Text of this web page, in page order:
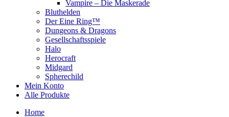
Vampire – Die Maskerade
Bluthelden
Der Eine Ring™
Dungeons & Dragons
Gesellschaftsspiele
Halo
Herocraft
Midgard
Spherechild
Mein Konto
Alle Produkte
Home